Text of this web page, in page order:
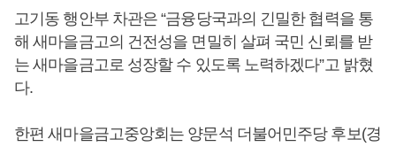
고기동 행안부 차관은 “금융당국과의 긴밀한 협력을 통
해 새마을금고의 건전성을 면밀히 살펴 국민 신뢰를 받
는 새마을금고로 성장할 수 있도록 노력하겠다”고 밝혔
다.
한편 새마을금고중앙회는 양문석 더불어민주당 후보(경